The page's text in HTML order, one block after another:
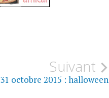
Suivant
31 octobre 2015 : halloween